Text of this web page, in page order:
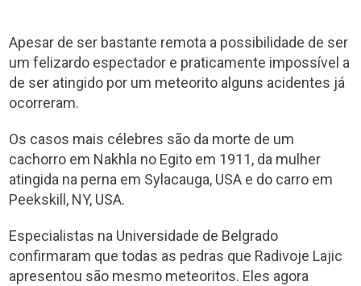
Apesar de ser bastante remota a possibilidade de ser
um felizardo espectador e praticamente impossível a
de ser atingido por um meteorito alguns acidentes já
ocorreram.
Os casos mais célebres são da morte de um
cachorro em Nakhla no Egito em 1911, da mulher
atingida na perna em Sylacauga, USA e do carro em
Peekskill, NY, USA.
Especialistas na Universidade de Belgrado
confirmaram que todas as pedras que Radivoje Lajic
apresentou são mesmo meteoritos. Eles agora